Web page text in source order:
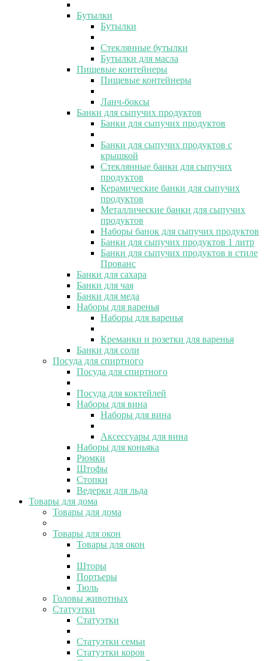
Бутылки
Бутылки
Стеклянные бутылки
Бутылки для масла
Пищевые контейнеры
Пищевые контейнеры
Ланч-боксы
Банки для сыпучих продуктов
Банки для сыпучих продуктов
Банки для сыпучих продуктов с
крышкой
Стеклянные банки для сыпучих
продуктов
Керамические банки для сыпучих
продуктов
Металлические банки для сыпучих
продуктов
Наборы банок для сыпучих продуктов
Банки для сыпучих продуктов 1 литр
Банки для сыпучих продуктов в стиле
Прованс
Банки для сахара
Банки для чая
Банки для меда
Наборы для варенья
Наборы для варенья
Креманки и розетки для варенья
Банки для соли
Посуда для спиртного
Посуда для спиртного
Посуда для коктейлей
Наборы для вина
Наборы для вина
Аксессуары для вина
Наборы для коньяка
Рюмки
Штофы
Стопки
Ведерки для льда
Товары для дома
Товары для дома
Товары для окон
Товары для окон
Шторы
Портьеры
Тюль
Головы животных
Статуэтки
Статуэтки
Статуэтки семьи
Статуэтки коров